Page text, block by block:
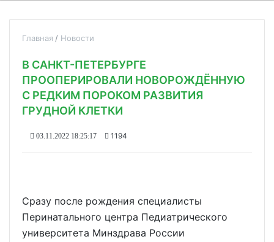
Главная Новости
В САНКТ-ПЕТЕРБУРГЕ
ПРООПЕРИРОВАЛИ НОВОРОЖДЁННУЮ
С РЕДКИМ ПОРОКОМ РАЗВИТИЯ
ГРУДНОЙ КЛЕТКИ
03.11.2022 18:25:17 1194
Сразу после рождения специалисты
Перинатального центра Педиатрического
университета Минздрава России